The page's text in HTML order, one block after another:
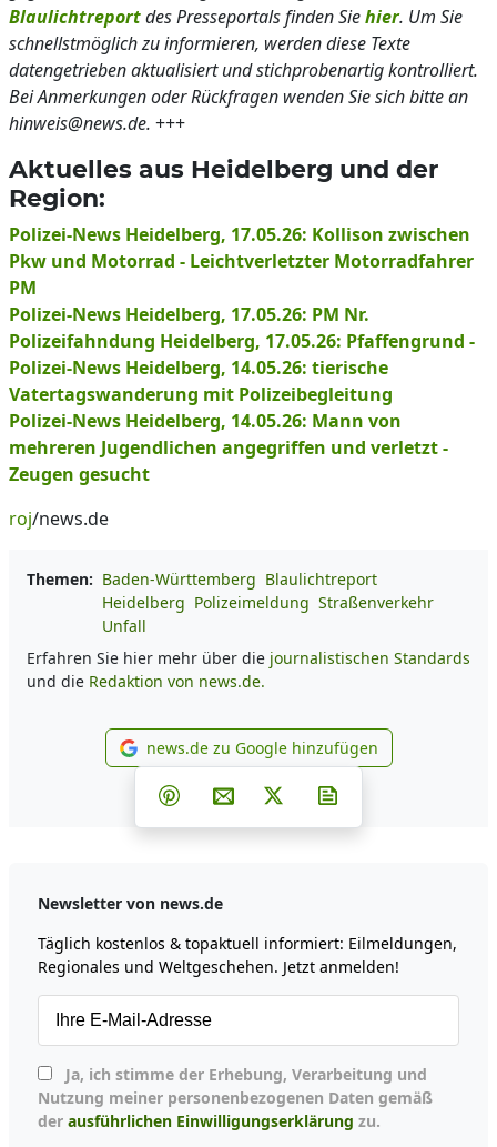
Blaulichtreportdes Presseportals finden Siehier. Um Sie
schnellstmöglich zu informieren, werden diese Texte
datengetrieben aktualisiert und stichprobenartig kontrolliert.
Bei Anmerkungen oder Rückfragen wenden Sie sich bitte an
hinweis@news.de. +++
Aktuelles aus Heidelberg und der
Region:
Polizei-News Heidelberg, 17.05.26: Kollison zwischen
Pkw und Motorrad - Leichtverletzter Motorradfahrer
PM
Polizei-News Heidelberg, 17.05.26: PM Nr.
Polizeifahndung Heidelberg, 17.05.26: Pfaffengrund -
Polizei-News Heidelberg, 14.05.26: tierische
Vatertagswanderung mit Polizeibegleitung
Polizei-News Heidelberg, 14.05.26: Mann von
mehreren Jugendlichen angegriffen und verletzt -
Zeugen gesucht
roj/news.de
Themen: Baden-Württemberg Blaulichtreport
Heidelberg Polizeimeldung Straßenverkehr
Unfall
Erfahren Sie hier mehr über die journalistischen Standards
und die Redaktion von news.de.
news.de zu Google
news.de zu Google hinzufügen
Teilen auf Facebook
Teilen auf Whatsapp
Teilen auf Telegram
Teilen auf Pinterest
Per E-Mail teilen
Post auf X
Newsletter von news.de
Täglich kostenlos & topaktuell informiert: Eilmeldungen,
Regionales und Weltgeschehen. Jetzt anmelden!
Nutzung meiner personenbezogenen Daten gemäß
der ausführlichen Einwilligungserklärung zu.